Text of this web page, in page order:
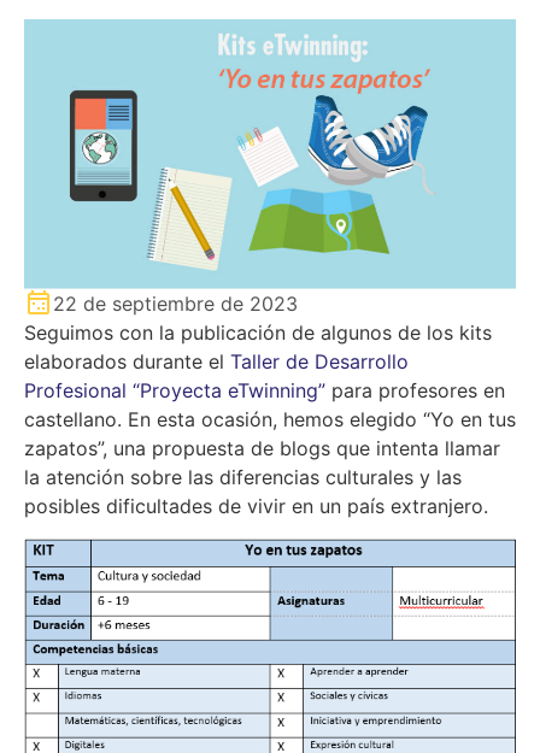
22 de septiembre de 2023
Seguimos con la publicación de algunos de los kits
elaborados durante el Taller de Desarrollo
Profesional “Proyecta eTwinning” para profesores en
castellano. En esta ocasión, hemos elegido “Yo en tus
zapatos”, una propuesta de blogs que intenta llamar
la atención sobre las diferencias culturales y las
posibles dificultades de vivir en un país extranjero.